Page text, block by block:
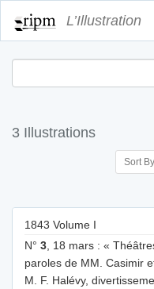
L’Illustration
3 Illustrations
Sort
1843 Volume I
N° 3 , 18 mars : «
paroles de MM. Casimir
M. F. Halévy,